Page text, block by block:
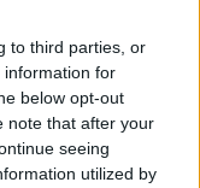
to third parties, or
information for
below opt-out
note that after your
seeing
utilized by
Κελτικής
αι. και με
τον Αγ.
και πέντε
Ιησού Χριστό